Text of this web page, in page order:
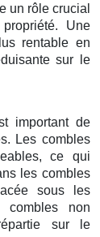
un rôle crucial
Une
rentable en
sur le
important de
Les combles
ce qui
les combles
sous les
non
sur le